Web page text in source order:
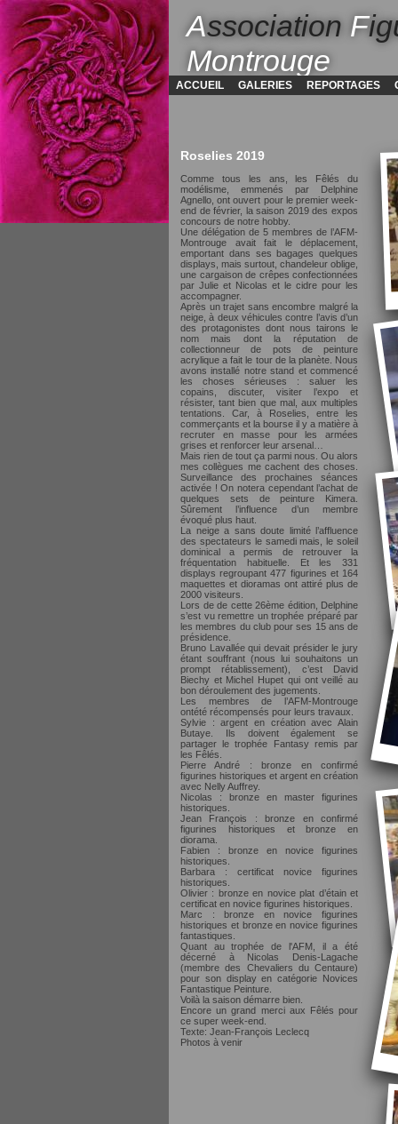
Association F
Montrouge
ACCUEIL GALERIES REPORTAGES
Roselies 2019
Comme tous les ans, les Fêlés du
modélisme, emmenés par Delphine
Agnello, ont ouvert pour le premier week-
end de février, la saison 2019 des expos
concours de notre hobby.
Une délégation de 5 membres de l’AFM-
Montrouge avait fait le déplacement,
emportant dans ses bagages quelques
displays, mais surtout, chandeleur oblige,
une cargaison de crêpes confectionnées
par Julie et Nicolas et le cidre pour les
accompagner.
Après un trajet sans encombre malgré la
neige, à deux véhicules contre l’avis d’un
des protagonistes dont nous tairons le
nom mais dont la réputation de
collectionneur de pots de peinture
acrylique a fait le tour de la planète. Nous
avons installé notre stand et commencé
les choses sérieuses : saluer les
copains, discuter, visiter l’expo et
résister, tant bien que mal, aux multiples
tentations. Car, à Roselies, entre les
commerçants et la bourse il y a matière à
recruter en masse pour les armées
grises et renforcer leur arsenal…
Mais rien de tout ça parmi nous. Ou alors
mes collègues me cachent des choses.
Surveillance des prochaines séances
activée ! On notera cependant l’achat de
quelques sets de peinture Kimera.
Sûrement l’influence d’un membre
évoqué plus haut.
La neige a sans doute limité l’affluence
des spectateurs le samedi mais, le soleil
dominical a permis de retrouver la
fréquentation habituelle. Et les 331
displays regroupant 477 figurines et 164
maquettes et dioramas ont attiré plus de
2000 visiteurs.
Lors de de cette 26ème édition, Delphine
s’est vu remettre un trophée préparé par
les membres du club pour ses 15 ans de
présidence.
Bruno Lavallée qui devait présider le jury
étant souffrant (nous lui souhaitons un
prompt rétablissement), c’est David
Biechy et Michel Hupet qui ont veillé au
bon déroulement des jugements.
Les membres de l’AFM-Montrouge
ontété récompensés pour leurs travaux.
Sylvie : argent en création avec Alain
Butaye. Ils doivent également se
partager le trophée Fantasy remis par
les Fêlés.
Pierre André : bronze en confirmé
figurines historiques et argent en création
avec Nelly Auffrey.
Nicolas : bronze en master figurines
historiques.
Jean François : bronze en confirmé
figurines historiques et bronze en
diorama.
Fabien : bronze en novice figurines
historiques.
Barbara : certificat novice figurines
historiques.
Olivier : bronze en novice plat d’étain et
certificat en novice figurines historiques.
Marc : bronze en novice figurines
historiques et bronze en novice figurines
fantastiques.
Quant au trophée de l'AFM, il a été
décerné à Nicolas Denis-Lagache
(membre des Chevaliers du Centaure)
pour son display en catégorie Novices
Fantastique Peinture.
Voilà la saison démarre bien.
Encore un grand merci aux Fêlés pour
ce super week-end.
Texte: Jean-François Leclecq
Photos à venir